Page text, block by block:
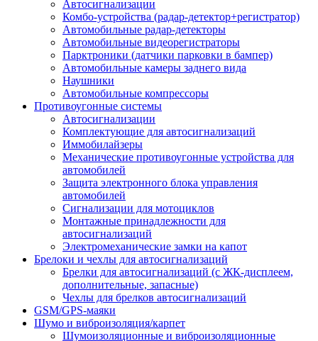
Автосигнализации
Комбо-устройства (радар-детектор+регистратор)
Автомобильные радар-детекторы
Автомобильные видеорегистраторы
Парктроники (датчики парковки в бампер)
Автомобильные камеры заднего вида
Наушники
Автомобильные компрессоры
Противоугонные системы
Автосигнализации
Комплектующие для автосигнализаций
Иммобилайзеры
Механические противоугонные устройства для
автомобилей
Защита электронного блока управления
автомобилей
Сигнализации для мотоциклов
Монтажные принадлежности для
автосигнализаций
Электромеханические замки на капот
Брелоки и чехлы для автосигнализаций
Брелки для автосигнализаций (с ЖК-дисплеем,
дополнительные, запасные)
Чехлы для брелков автосигнализаций
GSM/GPS-маяки
Шумо и виброизоляция/карпет
Шумоизоляционные и виброизоляционные